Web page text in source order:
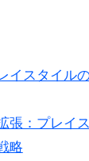
イスタイル
張：プレイ
略